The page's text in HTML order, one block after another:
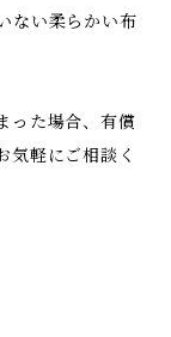
ない柔らかい布
った場合、有償
気軽にご相談く